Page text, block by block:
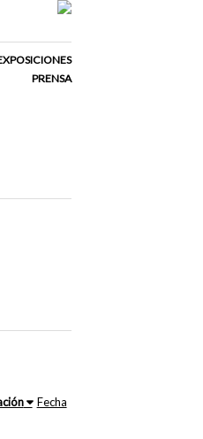
PRENSA
Fecha